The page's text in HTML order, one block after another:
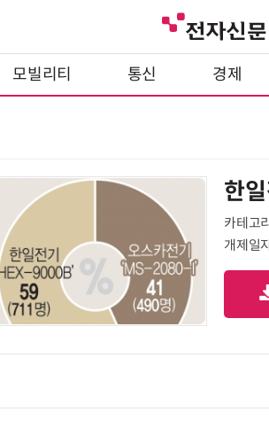
모빌리티 통신 경제
한
카테고
개제일